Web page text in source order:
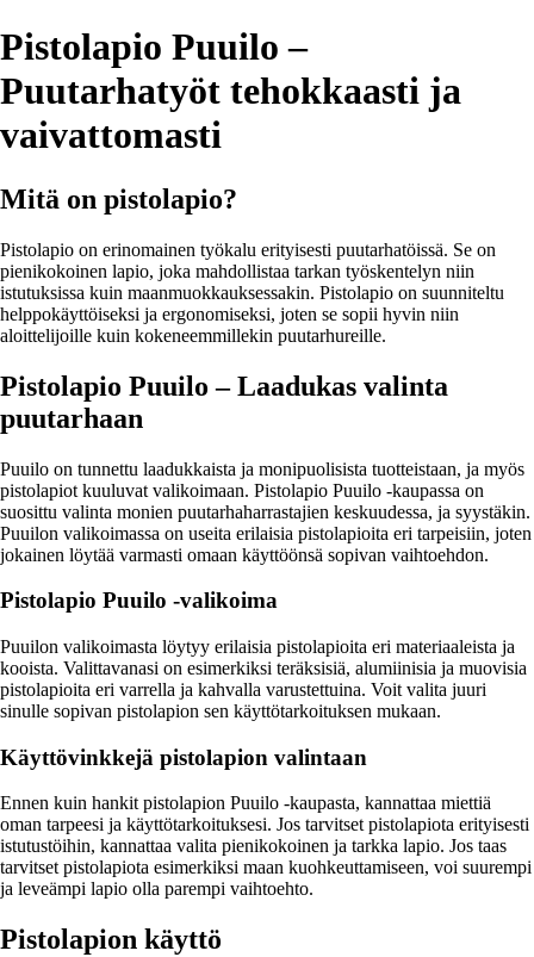
Pistolapio Puuilo –
Puutarhatyöt tehokkaasti ja
vaivattomasti
Mitä on pistolapio?
Pistolapio on erinomainen työkalu erityisesti puutarhatöissä. Se on
pienikokoinen lapio, joka mahdollistaa tarkan työskentelyn niin
istutuksissa kuin maanmuokkauksessakin. Pistolapio on suunniteltu
helppokäyttöiseksi ja ergonomiseksi, joten se sopii hyvin niin
aloittelijoille kuin kokeneemmillekin puutarhureille.
Pistolapio Puuilo – Laadukas valinta
puutarhaan
Puuilo on tunnettu laadukkaista ja monipuolisista tuotteistaan, ja myös
pistolapiot kuuluvat valikoimaan. Pistolapio Puuilo -kaupassa on
suosittu valinta monien puutarhaharrastajien keskuudessa, ja syystäkin.
Puuilon valikoimassa on useita erilaisia pistolapioita eri tarpeisiin, joten
jokainen löytää varmasti omaan käyttöönsä sopivan vaihtoehdon.
Pistolapio Puuilo -valikoima
Puuilon valikoimasta löytyy erilaisia pistolapioita eri materiaaleista ja
kooista. Valittavanasi on esimerkiksi teräksisiä, alumiinisia ja muovisia
pistolapioita eri varrella ja kahvalla varustettuina. Voit valita juuri
sinulle sopivan pistolapion sen käyttötarkoituksen mukaan.
Käyttövinkkejä pistolapion valintaan
Ennen kuin hankit pistolapion Puuilo -kaupasta, kannattaa miettiä
oman tarpeesi ja käyttötarkoituksesi. Jos tarvitset pistolapiota erityisesti
istutustöihin, kannattaa valita pienikokoinen ja tarkka lapio. Jos taas
tarvitset pistolapiota esimerkiksi maan kuohkeuttamiseen, voi suurempi
ja leveämpi lapio olla parempi vaihtoehto.
Pistolapion käyttö